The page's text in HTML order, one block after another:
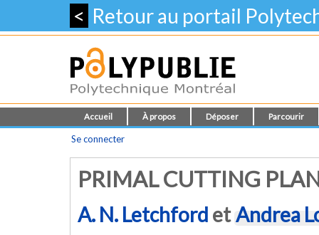
< Retour au portail
Accueil À propos Déposer Parcourir
Se connecter
PRIMAL CUTTING
A. N. Letchford etAndrea